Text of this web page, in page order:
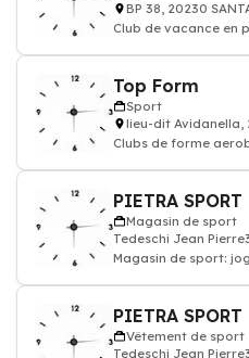
BP 38, 20230
Club de vacance en
Top Form
Sport
lieu-dit Avidanella,
Clubs de forme
PIETRA SPORT
Magasin de sport
Tedeschi Jean
Magasin de sport:
PIETRA SPORT
Vêtement de sport
Tedeschi Jean